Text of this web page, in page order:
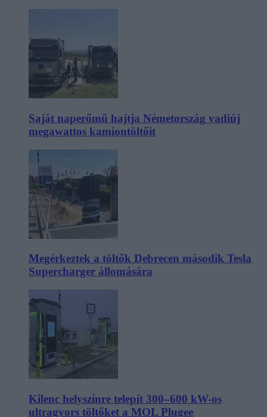
Saját naperőmű hajtja Németország vadiúj
megawattos kamiontöltőit
Megérkeztek a töltők Debrecen második Tesla
Supercharger állomására
Kilenc helyszínre telepít 300–600 kW-os
ultragyors töltőket a MOL Plugee